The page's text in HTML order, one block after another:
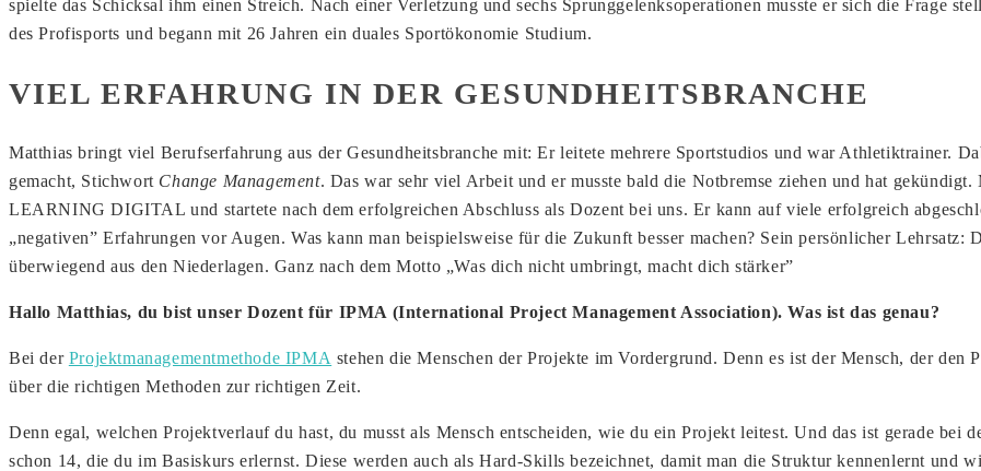
spielte das Schicksal ihm einen Streich. Nach einer Verletzung und sechs Sprunggelenksoperationen musste er sich die Frage
des Profisports und begann mit 26 Jahren ein duales Sportökonomie Studium.
VIEL ERFAHRUNG IN DER GESUNDHEITSBRANCHE
Matthias bringt viel Berufserfahrung aus der Gesundheitsbranche mit: Er leitete mehrere Sportstudios und war Athletiktrainer.
gemacht, Stichwort Change Management. Das war sehr viel Arbeit und er musste bald die Notbremse ziehen und hat
LEARNING DIGITAL und startete nach dem erfolgreichen Abschluss als Dozent bei uns. Er kann auf viele erfolgreich
„negativen” Erfahrungen vor Augen. Was kann man beispielsweise für die Zukunft besser machen? Sein persönlicher
überwiegend aus den Niederlagen. Ganz nach dem Motto „Was dich nicht umbringt, macht dich stärker”
Hallo Matthias, du bist unser Dozent für IPMA (International Project Management Association). Was ist das genau?
Bei der Projektmanagementmethode IPMA stehen die Menschen der Projekte im Vordergrund. Denn es ist der Mensch, der
über die richtigen Methoden zur richtigen Zeit.
Denn egal, welchen Projektverlauf du hast, du musst als Mensch entscheiden, wie du ein Projekt leitest. Und das ist gerade bei
schon 14, die du im Basiskurs erlernst. Diese werden auch als Hard-Skills bezeichnet, damit man die Struktur kennenlernt und